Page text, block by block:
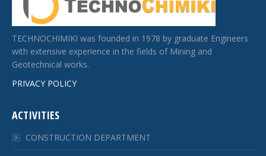
TECHNOCHIMIKI was founded in 1978 by graduate Engineers
with extensive experience in the fields of Mining and
Geotechnical works.
PRIVACY POLICY
ACTIVITIES
CONSTRUCTION DEPARTMENT